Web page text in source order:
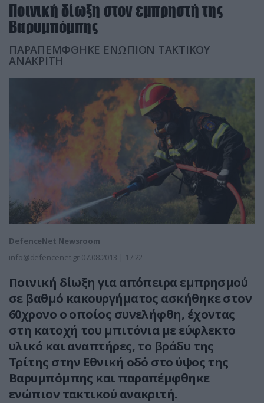
Ποινική δίωξη στον εμπρηστή της
Βαρυμπόμπης
ΠΑΡΑΠΕΜΦΘΗΚΕ ΕΝΩΠΙΟΝ ΤΑΚΤΙΚΟΥ
ΑΝΑΚΡΙΤΗ
DefenceNet Newsroom
info@defencenet.gr 07.08.2013 | 17:22
Ποινική δίωξη για απόπειρα εμπρησμού
σε βαθμό κακουργήματος ασκήθηκε στον
60χρονο ο οποίος συνελήφθη, έχοντας
στη κατοχή του μπιτόνια με εύφλεκτο
υλικό και αναπτήρες, το βράδυ της
Τρίτης στην Εθνική οδό στο ύψος της
Βαρυμπόμπης και παραπέμφθηκε
ενώπιον τακτικού ανακριτή.